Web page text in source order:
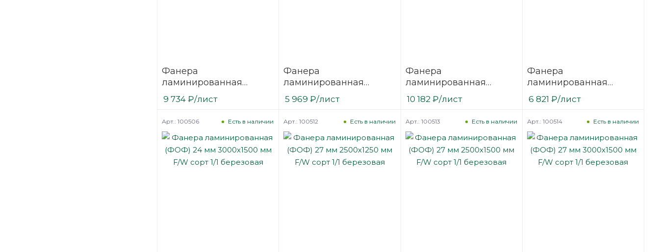
Фанера
ламинированная
(ФОФ) 21 мм 3000х1500
мм F/F сорт 1/1
9 734 ₽/лист
Фанера
ламинированная
(ФОФ) 21 мм 2500х1250
мм F/W сорт 1/1
5 969 ₽/лист
Фанера
ламинированная
(ФОФ) 21 мм 3000х1500
мм F/W сорт 1/1
10 182 ₽/лист
Фанера
ламинированная
(ФОФ) 24 мм 2500х1250
мм F/W сорт 1/1
6 821 ₽/лист
Есть в наличии
Арт.: 100506 Есть в наличии
Арт.: 100512 Есть в наличии
Арт.: 100513 Есть в наличии
Арт.: 100514